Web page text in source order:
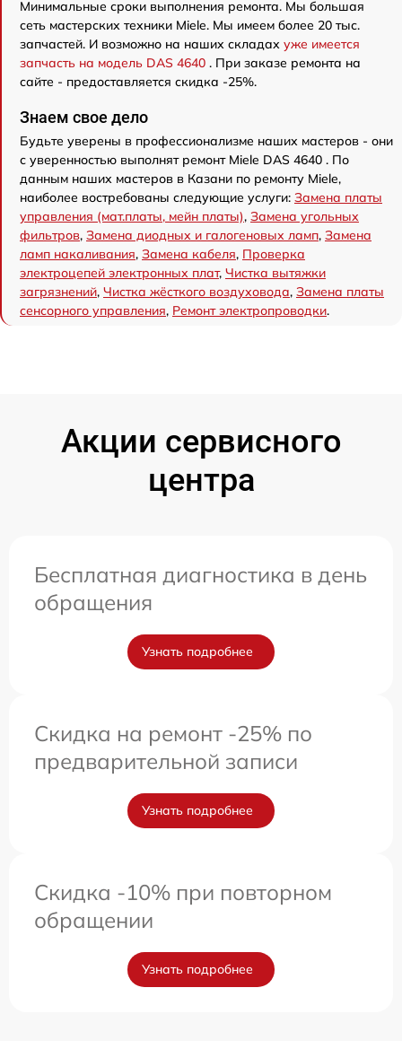
Минимальные сроки выполнения ремонта. Мы большая
сеть мастерских техники Miele. Мы имеем более 20 тыс.
запчастей. И возможно на наших складах уже имеется
запчасть на модель DAS 4640 . При заказе ремонта на
сайте - предоставляется скидка -25%.
Знаем свое дело
Будьте уверены в профессионализме наших мастеров - они
с уверенностью выполнят ремонт Miele DAS 4640 . По
данным наших мастеров в Казани по ремонту Miele,
наиболее востребованы следующие услуги: Замена платы
управления (мат.платы, мейн платы), Замена угольных
фильтров, Замена диодных и галогеновых ламп, Замена
ламп накаливания, Замена кабеля, Проверка
электроцепей электронных плат, Чистка вытяжки
загрязнений, Чистка жёсткого воздуховода, Замена платы
сенсорного управления, Ремонт электропроводки.
Акции сервисного
центра
Бесплатная диагностика в день
обращения
Узнать подробнее
Скидка на ремонт -25% по
предварительной записи
Узнать подробнее
Скидка -10% при повторном
обращении
Узнать подробнее